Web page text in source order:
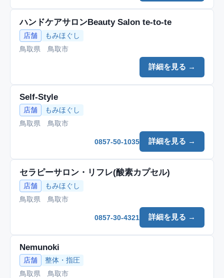
ハンドケアサロンBeauty Salon te-to-te
店舗
もみほぐし
鳥取県 鳥取市
詳細を見る →
Self-Style
店舗
もみほぐし
鳥取県 鳥取市
詳細を見る →
0857-50-1035
セラピーサロン・リフレ(酸素カプセル)
店舗
もみほぐし
鳥取県 鳥取市
詳細を見る →
0857-30-4321
Nemunoki
店舗
整体・指圧
鳥取県 鳥取市